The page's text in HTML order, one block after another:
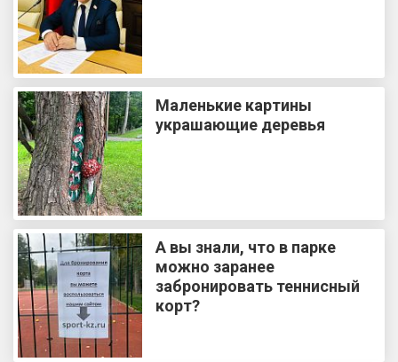
Маленькие картины
украшающие деревья
А вы знали, что в парке
можно заранее
забронировать теннисный
корт?